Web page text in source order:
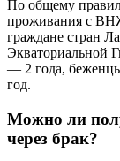
По общему
проживания с
граждане стран
Экваториальной
— 2 года,
год.
Можно ли
через брак?